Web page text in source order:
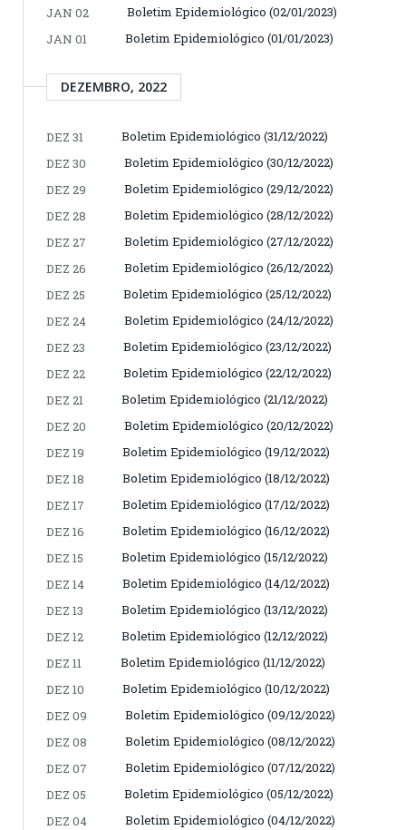
JAN 02
Boletim Epidemiológico (02/01/2023)
JAN 01
Boletim Epidemiológico (01/01/2023)
DEZEMBRO, 2022
DEZ 31
Boletim Epidemiológico (31/12/2022)
DEZ 30
Boletim Epidemiológico (30/12/2022)
DEZ 29
Boletim Epidemiológico (29/12/2022)
DEZ 28
Boletim Epidemiológico (28/12/2022)
DEZ 27
Boletim Epidemiológico (27/12/2022)
DEZ 26
Boletim Epidemiológico (26/12/2022)
DEZ 25
Boletim Epidemiológico (25/12/2022)
DEZ 24
Boletim Epidemiológico (24/12/2022)
DEZ 23
Boletim Epidemiológico (23/12/2022)
DEZ 22
Boletim Epidemiológico (22/12/2022)
DEZ 21
Boletim Epidemiológico (21/12/2022)
DEZ 20
Boletim Epidemiológico (20/12/2022)
DEZ 19
Boletim Epidemiológico (19/12/2022)
DEZ 18
Boletim Epidemiológico (18/12/2022)
DEZ 17
Boletim Epidemiológico (17/12/2022)
DEZ 16
Boletim Epidemiológico (16/12/2022)
DEZ 15
Boletim Epidemiológico (15/12/2022)
DEZ 14
Boletim Epidemiológico (14/12/2022)
DEZ 13
Boletim Epidemiológico (13/12/2022)
DEZ 12
Boletim Epidemiológico (12/12/2022)
DEZ 11
Boletim Epidemiológico (11/12/2022)
DEZ 10
Boletim Epidemiológico (10/12/2022)
DEZ 09
Boletim Epidemiológico (09/12/2022)
DEZ 08
Boletim Epidemiológico (08/12/2022)
DEZ 07
Boletim Epidemiológico (07/12/2022)
DEZ 05
Boletim Epidemiológico (05/12/2022)
DEZ 04
Boletim Epidemiológico (04/12/2022)